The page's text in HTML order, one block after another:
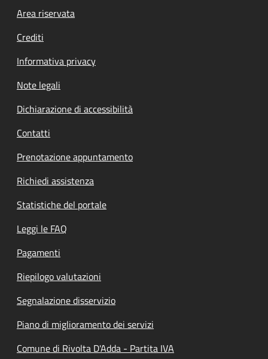
Footer menu
Area riservata
Crediti
Informativa privacy
Note legali
Dichiarazione di accessibilità
Contatti
Prenotazione appuntamento
Richiedi assistenza
Statistiche del portale
Leggi le FAQ
Pagamenti
Riepilogo valutazioni
Segnalazione disservizio
Piano di miglioramento dei servizi
Comune di Rivolta D'Adda - Partita IVA